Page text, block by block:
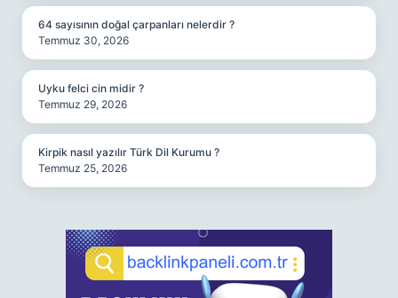
64 sayısının doğal çarpanları nelerdir ?
Temmuz 30, 2026
Uyku felci cin midir ?
Temmuz 29, 2026
Kirpik nasıl yazılır Türk Dil Kurumu ?
Temmuz 25, 2026